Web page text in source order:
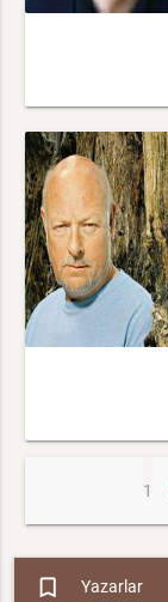
1
bookmark_border Yazarlar